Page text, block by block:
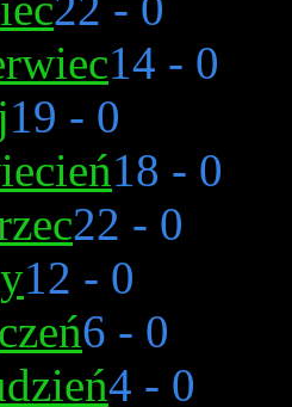
14 - 0
19 - 0
18 - 0
22 - 0
12 - 0
6 - 0
4 - 0